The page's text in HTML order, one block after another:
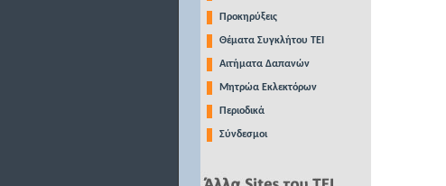
Προκηρύξεις
Θέματα Συγκλήτου ΤΕΙ
Αιτήματα Δαπανών
Μητρώα Εκλεκτόρων
Περιοδικά
Σύνδεσμοι